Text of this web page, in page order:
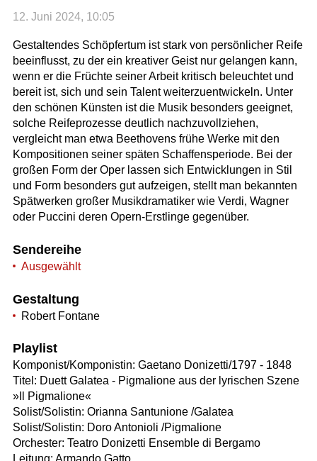
12. Juni 2024, 10:05
Gestaltendes Schöpfertum ist stark von persönlicher Reife
beeinflusst, zu der ein kreativer Geist nur gelangen kann,
wenn er die Früchte seiner Arbeit kritisch beleuchtet und
bereit ist, sich und sein Talent weiterzuentwickeln. Unter
den schönen Künsten ist die Musik besonders geeignet,
solche Reifeprozesse deutlich nachzuvollziehen,
vergleicht man etwa Beethovens frühe Werke mit den
Kompositionen seiner späten Schaffensperiode. Bei der
großen Form der Oper lassen sich Entwicklungen in Stil
und Form besonders gut aufzeigen, stellt man bekannten
Spätwerken großer Musikdramatiker wie Verdi, Wagner
oder Puccini deren Opern-Erstlinge gegenüber.
Sendereihe
Ausgewählt
Gestaltung
Robert Fontane
Playlist
Komponist/Komponistin: Gaetano Donizetti/1797 - 1848
Titel: Duett Galatea - Pigmalione aus der lyrischen Szene
»Il Pigmalione«
Solist/Solistin: Orianna Santunione /Galatea
Solist/Solistin: Doro Antonioli /Pigmalione
Orchester: Teatro Donizetti Ensemble di Bergamo
Leitung: Armando Gatto